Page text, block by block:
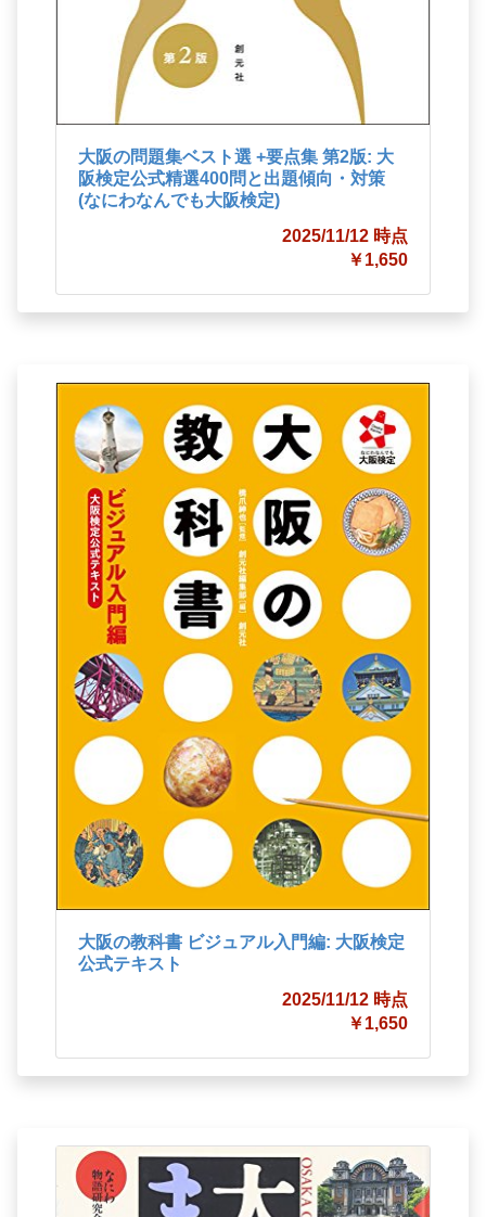
大阪の問題集ベスト選 +要点集 第2版: 大
阪検定公式精選400問と出題傾向・対策
(なにわなんでも大阪検定)
2025/11/12 時点
￥1,650
大阪の教科書 ビジュアル入門編: 大阪検定
公式テキスト
2025/11/12 時点
￥1,650